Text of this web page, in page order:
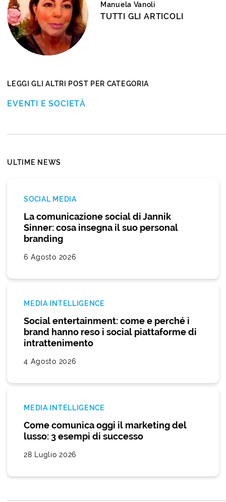
Manuela Vanoli
TUTTI GLI ARTICOLI
LEGGI GLI ALTRI POST PER CATEGORIA
EVENTI E SOCIETÀ
ULTIME NEWS
SOCIAL MEDIA
La comunicazione social di Jannik
Sinner: cosa insegna il suo personal
branding
6 Agosto 2026
MEDIA INTELLIGENCE
Social entertainment: come e perché i
brand hanno reso i social piattaforme di
intrattenimento
4 Agosto 2026
MEDIA INTELLIGENCE
Come comunica oggi il marketing del
lusso: 3 esempi di successo
28 Luglio 2026